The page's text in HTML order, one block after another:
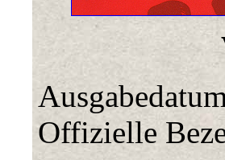
Offizielle